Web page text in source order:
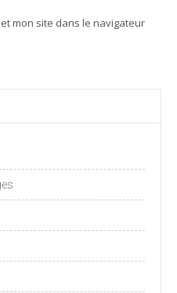
mon site dans le navigateur